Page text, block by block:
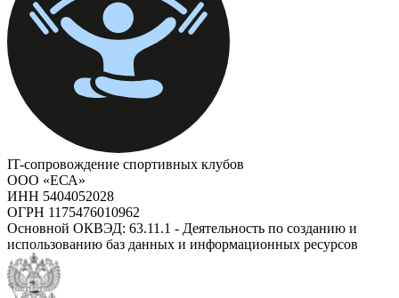
IT-сопровождение спортивных клубов
ООО «ЕСА»
ИНН 5404052028
ОГРН 1175476010962
Основной ОКВЭД: 63.11.1 - Деятельность по созданию и
использованию баз данных и информационных ресурсов